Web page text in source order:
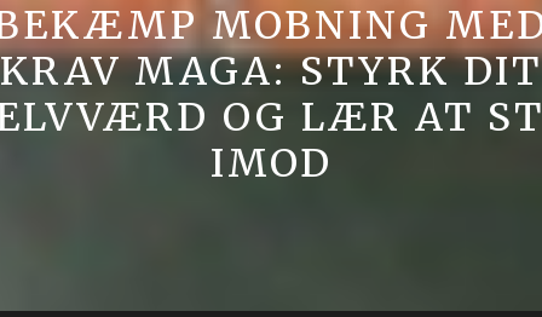
MOBNING
KRAV MAGA: STYRK DIT
OG LÆR AT
IMOD